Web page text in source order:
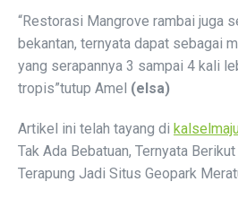
“Restorasi Mangrove rambai juga
bekantan, ternyata dapat sebagai
yang serapannya 3 sampai 4 kali
tropis”tutup Amel (elsa)
Artikel ini telah tayang di
Tak Ada Bebatuan, Ternyata
Terapung Jadi Situs Geopark